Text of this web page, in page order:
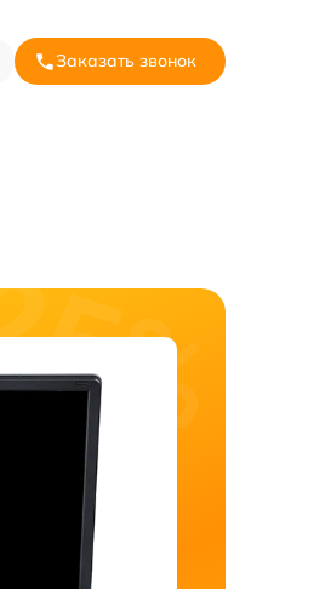
Заказать звонок